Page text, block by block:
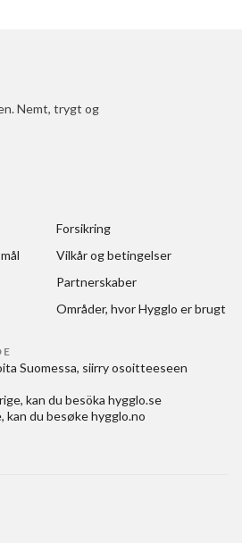
Nemt, trygt og
Forsikring
Vilkår og betingelser
Partnerskaber
Områder, hvor Hygglo er brugt
Suomessa, siirry osoitteeseen
, kan du besöka hygglo.se
, kan du besøkehygglo.no